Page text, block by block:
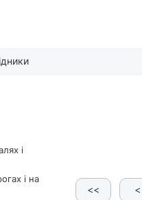
у
і
і на
<< <
їм проміжками)